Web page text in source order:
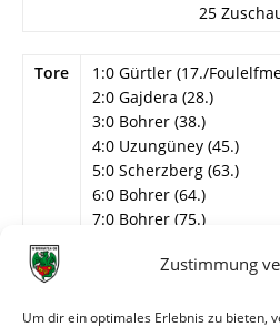
Zustimmung
Um dir ein optimales Erlebnis zu bieten,
25
Tore
1:0 Gürtler (17./
2:0 Gajdera (28.)
3:0 Bohrer (38.)
4:0 Uzungüney (45.)
5:0 Scherzberg (63.)
6:0 Bohrer (64.)
7:0 Bohrer (75.)
Info
15. Spieltag